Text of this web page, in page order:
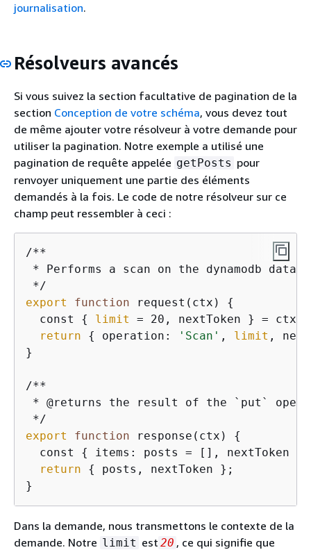
journalisation.
Résolveurs avancés
Si vous suivez la section facultative de pagination de la
section Conception de votre schéma, vous devez tout
de même ajouter votre résolveur à votre demande pour
utiliser la pagination. Notre exemple a utilisé une
pagination de requête appelée getPosts pour
renvoyer uniquement une partie des éléments
demandés à la fois. Le code de notre résolveur sur ce
champ peut ressembler à ceci :
/**
* Performs a scan on the dynamodb data
export
function request(ctx) {
  const
{ limit
= 20, nextToken } =
return
{ operation: 'Scan' , limit ,
}
/**
* @returns the result of the `put`
export
function response(ctx) {
  const
{
items: posts = [], nextToken
return
{
posts, nextToken };
}
Dans la demande, nous transmettons le contexte de la
demande. Notre limit est 20 , ce qui signifie que